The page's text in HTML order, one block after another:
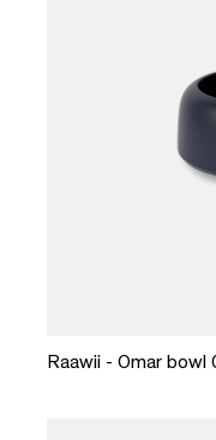
Raawii - Omar bowl